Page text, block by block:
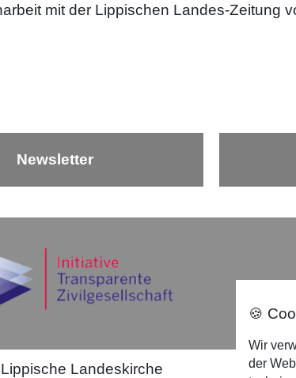
mit der Lippischen Landes-Zeitung
Newsletter
Lippische Landeskirche
🍪
Wir
der